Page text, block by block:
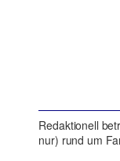
Redaktionell
nur) rund um